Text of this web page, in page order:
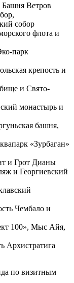
Башня Ветров
собор
флота и
парк
крепость и
и Свято-
монастырь и
башня,
«Зурбаган»
и Грот Дианы
и Георгиевский
Чембало и
100», Мыс Айя,
Архистратига
по визитным